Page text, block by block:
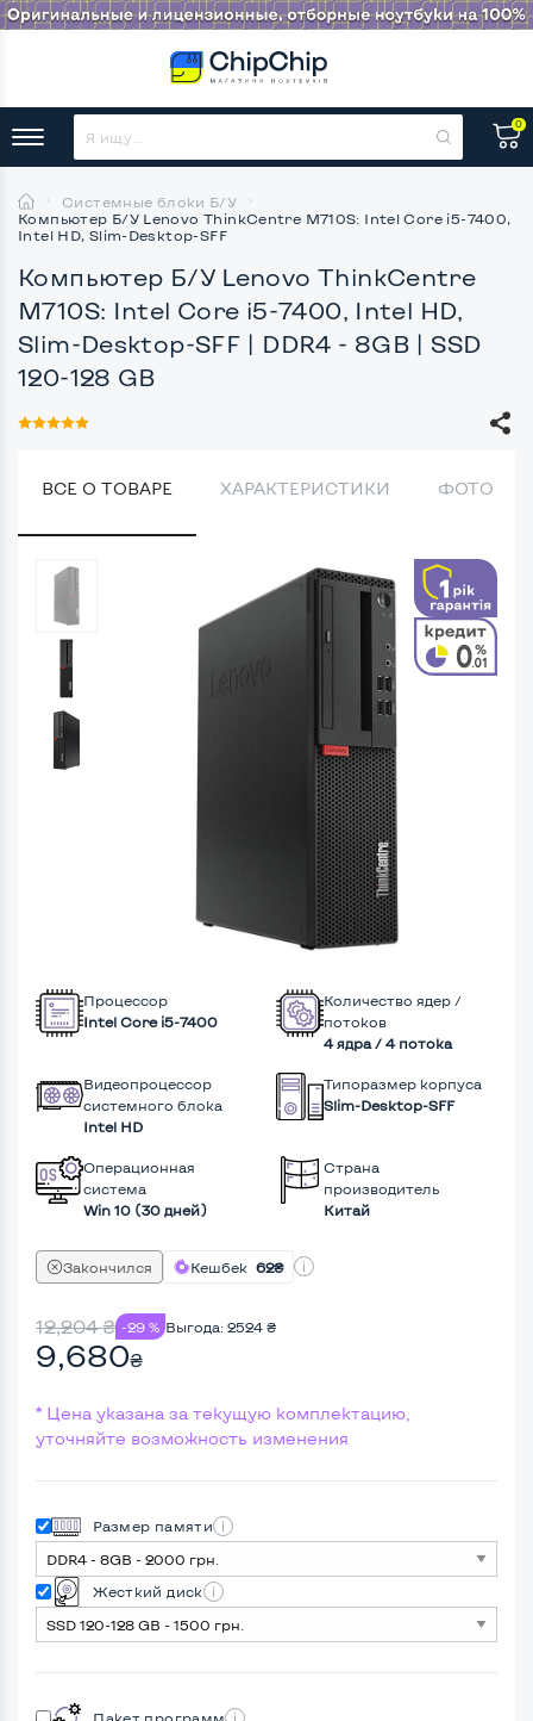
0
Системные блоки Б/У
Компьютер Б/У Lenovo ThinkCentre M710S: Intel Core i5-7400,
Intel HD, Slim-Desktop-SFF
Компьютер Б/У Lenovo ThinkCentre
M710S: Intel Core i5-7400, Intel HD,
Slim-Desktop-SFF | DDR4 - 8GB | SSD
120-128 GB
ВСЕ О ТОВАРЕ ХАРАКТЕРИСТИКИ ФОТО
Процессор
Intel Core i5-7400
Количество ядер /
потоков
4 ядра / 4 потока
Видеопроцессор
системного блока
Intel HD
Типоразмер корпуса
Slim-Desktop-SFF
Операционная
система
Win 10 (30 дней)
Страна
производитель
Китай
Закончился Кешбек 62₴
12,204₴ -29 % Выгода: 2524 ₴
9,680₴
* Цена указана за текущую комплектацию,
уточняйте возможность изменения
Размер памяти
Жесткий диск
Пакет программ